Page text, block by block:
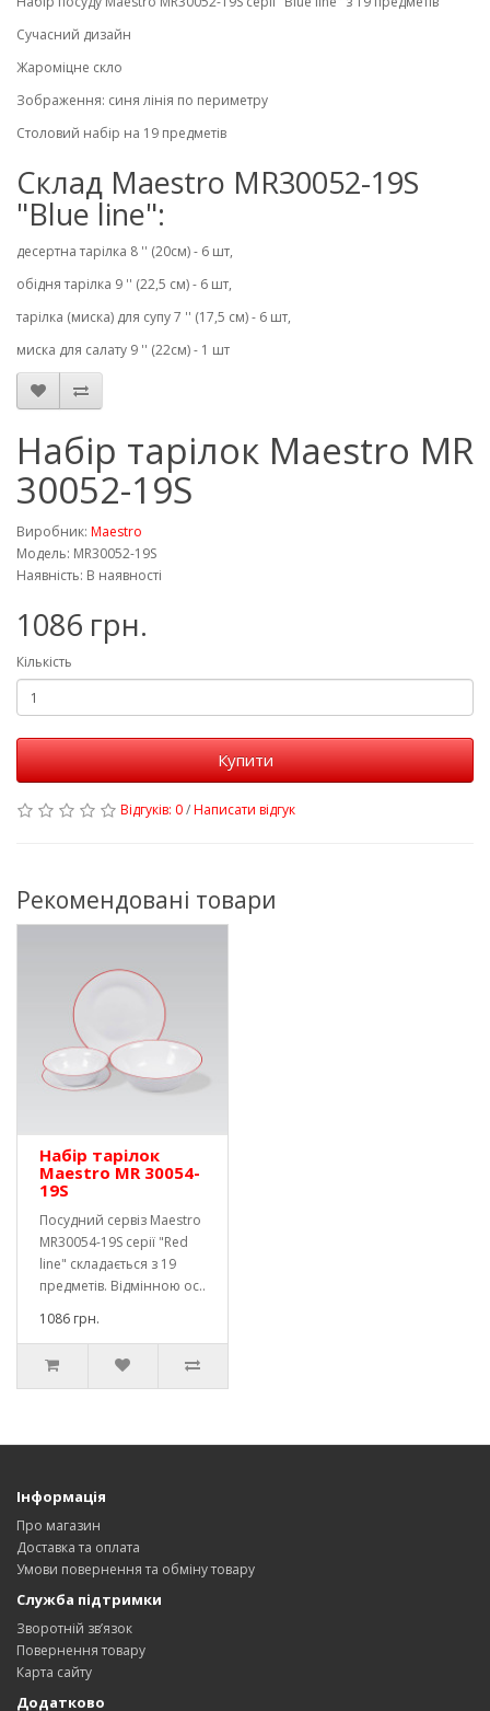
Сучасний дизайн
Жароміцне скло
Зображення: синя лінія по периметру
Столовий набір на 19 предметів
Склад Maestro MR30052-19S
"Blue line":
десертна тарілка 8 '' (20cм) - 6 шт,
обідня тарілка 9 '' (22,5 см) - 6 шт,
тарілка (миска) для супу 7 '' (17,5 см) - 6 шт,
миска для салату 9 '' (22см) - 1 шт
Набір тарілок Maestro MR
30052-19S
Виробник: Maestro
Модель: MR30052-19S
Наявність: В наявності
1086 грн.
Кількість
Купити
Відгуків: 0/Написати відгук
Рекомендовані товари
Набір тарілок
Maestro MR 30054-
19S
Посудний сервіз Maestro
MR30054-19S серії "Red
line" складається з 19
предметів. Відмінною ос..
1086 грн.
Інформація
Про магазин
Доставка та оплата
Умови повернення та обміну товару
Служба підтримки
Зворотній зв’язок
Повернення товару
Карта сайту
Додатково